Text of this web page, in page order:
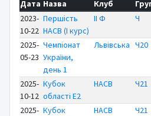
Дата Назва Клуб
2023-
10-22
Першість
НАСВ (І курс)
ІІ Ф Ч
2025-
05-23
Чемпіонат
України,
день 1
Львівська Ч20
2025-
10-12
Кубок
області E2
НАСВ Ч21
2025- Кубок
НАСВ Ч21